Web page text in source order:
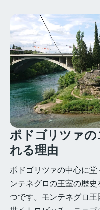
ポドゴリツァ
れる理由
ポドゴリツァの中心に
ンテネグロの王室の歴
つです。モンテネグロ